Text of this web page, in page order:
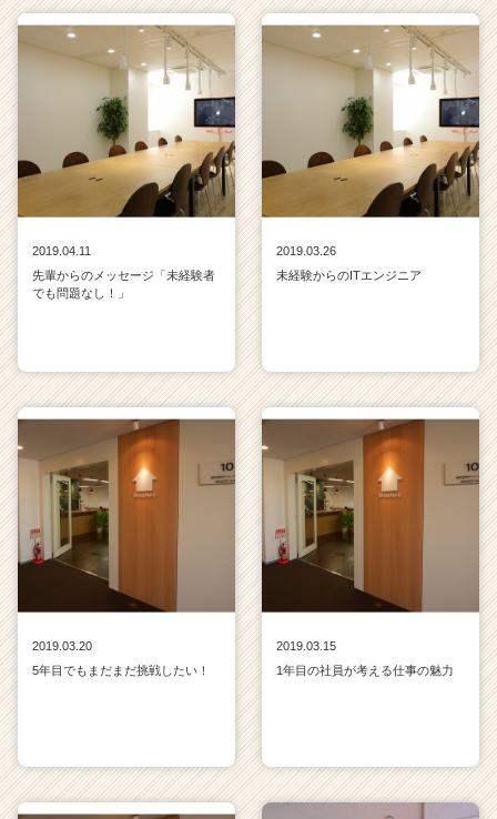
2019.04.11
先輩からのメッセージ「未経験者
でも問題なし！」
2019.03.26
未経験からのITエンジニア
2019.03.20
5年目でもまだまだ挑戦したい！
2019.03.15
1年目の社員が考える仕事の魅力